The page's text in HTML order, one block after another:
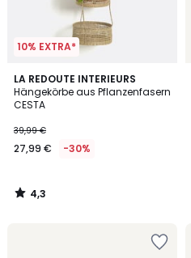
10% EXTRA*
LA REDOUTE INTERIEURS
Hängekörbe aus Pflanzenfasern
CESTA
39,99 €
27,99 € -30%
4,3
/ 5
4,3
/